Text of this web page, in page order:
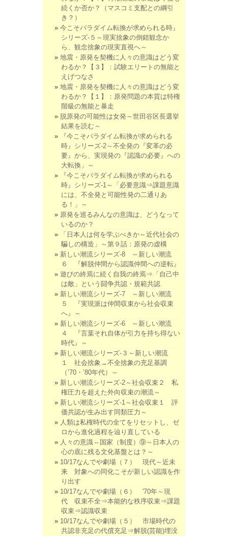
続くか否か？（マスコミ支配との綱引
き？）
今こそパラダイム転換が求められる時』
シリーズ-５～現実捨象の倒錯観念か
ら、観念捨象の現実直視へ～
地震・原発を契機に人々の意識はどう変
わるか？【３】：試験エリートの無能と
えげつなさ
地震・原発を契機に人々の意識はどう変
わるか？【１】：原発問題の本質は特権
階級の無能と暴走
脱原発の可能性は女発～世田谷区長選挙
結果を読む～
『今こそパラダイム転換が求められる
時』シリーズ-2～不全発の『変革の必
要』から、実現発の『認識の必要』への
大転換」～
『今こそパラダイム転換が求められる
時』シリーズ-1～「必要意識⇒課題意識
には、不全発と可能性発の二通りあ
る！」～
原発を巡るみんなの意識は、どうなって
いるのか？
「日本人は何を学ぶべきか～近代社会の
騙しの構造」～第９話：原発の虚構
新しい潮流シリーズ-8 ～新しい潮流
６ 『解脱仲間から認識仲間への逆転』
遊びの終焉に続く自我の終焉⇒「自己中
は敵」という闘争共認・規範共認
新しい潮流シリーズ-7 ～新しい潮流
５ 『実現派は仲間収束から社会収束
へ』～
新しい潮流シリーズ-6 ～新しい潮流
４ 『言葉それ自体が引力を持ち得ない
時代』～
新しい潮流シリーズ-３～新しい潮流
１ 社会捨象→不全捨象の充足基調
（’70・’80年代）～
新しい潮流シリーズ-2～社会収束２ 私
権圧力を超えた外向収束の潮流～
新しい潮流シリーズ-1～社会収束１ 評
価共認が生み出す同類圧力～
人類は私権時代の全てをリセットし、ゼ
ロから進化過程を辿り直している
人々の意識⇔国家（制度）⑨～日本人の
心の底に残る文化基盤とは？～
10/17なんでや劇場（７） 現代～近未
来 対象への同化こそが新しい認識を作
り出す
10/17なんでや劇場（６） '70年～現
代 収束不全⇒本能的な秩序収束⇒課題
収束⇒認識収束
10/17なんでや劇場（５） 市場時代の
共認非充足の代償充足⇒解脱(芸能)埋没